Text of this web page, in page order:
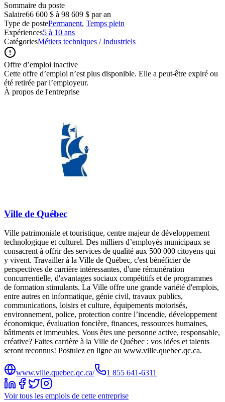
Sommaire du poste
Salaire66 600 $ à 98 609 $ par an
Type de postePermanent, Temps plein
Expériences5 à 10 ans
CatégoriesMétiers techniques / Industriels
Offre d’emploi inactive
Cette offre d’emploi n’est plus disponible. Elle a peut-être expiré ou
été retirée par l’employeur.
À propos de l'entreprise
Ville de Québec
Ville patrimoniale et touristique, centre majeur de développement
technologique et culturel. Des milliers d’employés municipaux se
consacrent à offrir des services de qualité aux 500 000 citoyens qui
y vivent. Travailler à la Ville de Québec, c'est bénéficier de
perspectives de carrière intéressantes, d'une rémunération
concurrentielle, d'avantages sociaux compétitifs et de programmes
de formation stimulants. La Ville offre une grande variété d'emplois,
entre autres en informatique, génie civil, travaux publics,
communications, loisirs et culture, équipements motorisés,
environnement, police, protection contre l’incendie, développement
économique, évaluation foncière, finances, ressources humaines,
bâtiments et immeubles. Vous êtes une personne active, responsable,
créative? Faites carrière à la Ville de Québec : vos idées et talents
seront reconnus! Postulez en ligne au www.ville.quebec.qc.ca.
www.ville.quebec.qc.ca/ 1 855 641‑6311
Voir tous les emplois de cette entreprise